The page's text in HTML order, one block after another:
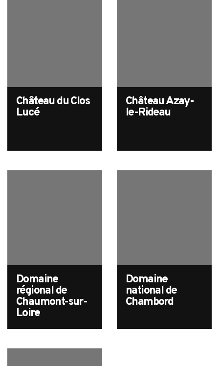
Château du Clos
Lucé
Château Azay-
le-Rideau
Domaine
régional de
Chaumont-sur-
Loire
Domaine
national de
Chambord
Search